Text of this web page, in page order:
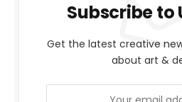
Subscribe to
Get the latest creative
about art &